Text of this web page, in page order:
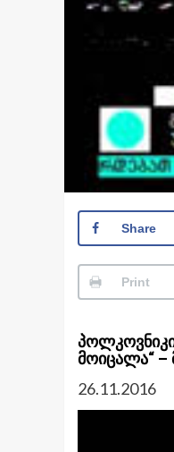
Share
Print
მოიცალა“
26.11.2016